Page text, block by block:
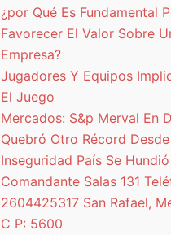
¿por Qué Es Fundamental
Favorecer El Valor Sobre
Empresa?
Jugadores Y Equipos
El Juego
Mercados: S&p Merval En
Quebró Otro Récord
Inseguridad País Se
Comandante Salas 131
2604425317 San Rafael,
C P: 5600